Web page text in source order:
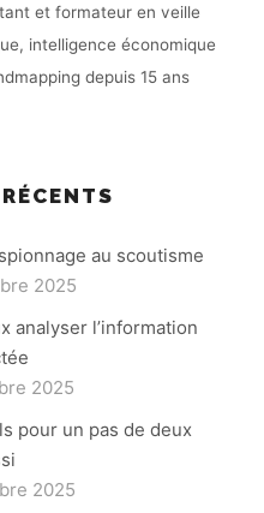
et formateur en veille
intelligence économique
depuis 15 ans
au scoutisme
2025
analyser l’information
2025
pour un pas de deux
2025